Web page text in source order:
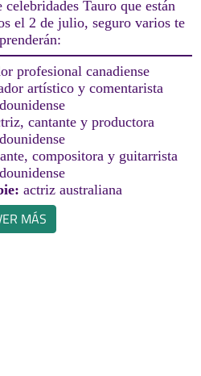
Tauro que están
el 2 de julio, seguro varios te
profesional canadiense
artístico y comentarista
cantante y productora
compositora y guitarrista
actriz australiana
MÁS